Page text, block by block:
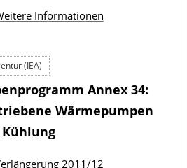
Informationen
(IEA)
Annex 34:
Wärmepumpen
2011/12